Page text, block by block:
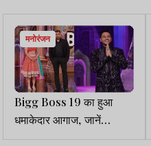
मनोरंजन
Bigg Boss 19 का हुआ
धमाकेदार आगाज, जानें
कंटेस्टेंट्स की पूरी लिस्ट